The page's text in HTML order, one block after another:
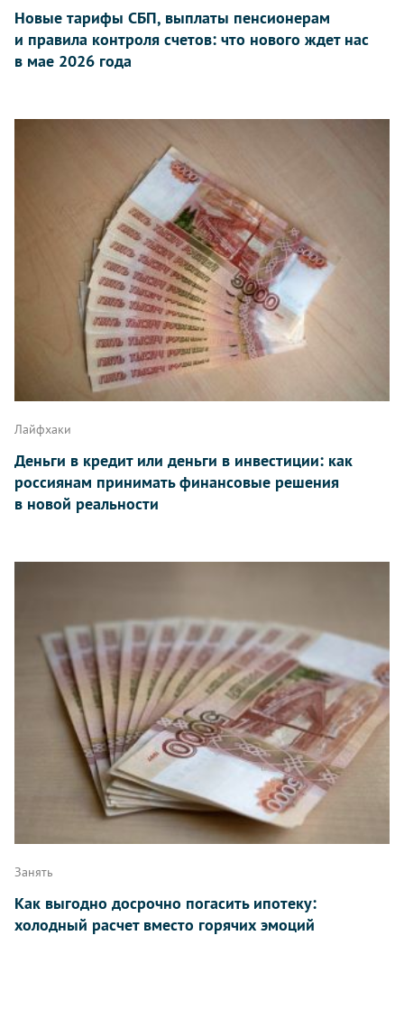
Новые тарифы СБП, выплаты пенсионерам
и правила контроля счетов: что нового ждет нас
в мае 2026 года
Лайфхаки
Деньги в кредит или деньги в инвестиции: как
россиянам принимать финансовые решения
в новой реальности
Занять
Как выгодно досрочно погасить ипотеку:
холодный расчет вместо горячих эмоций